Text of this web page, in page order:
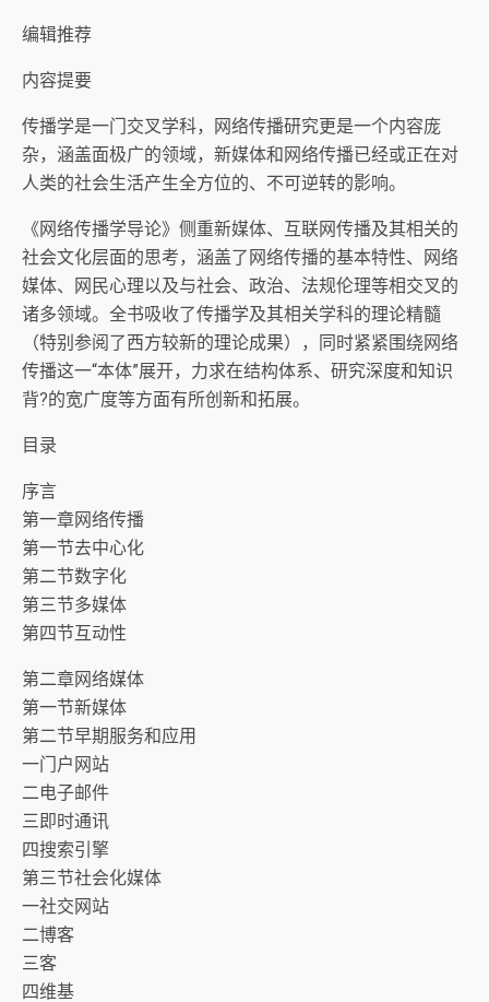
编辑推荐
内容提要
传播学是一门交叉学科，网络传播研究更是一个内容庞
杂，涵盖面极广的领域，新媒体和网络传播已经或正在对
人类的社会生活产生全方位的、不可逆转的影响。
《网络传播学导论》侧重新媒体、互联网传播及其相关的
社会文化层面的思考，涵盖了网络传播的基本特性、网络
媒体、网民心理以及与社会、政治、法规伦理等相交叉的
诸多领域。全书吸收了传播学及其相关学科的理论精髓
（特别参阅了西方较新的理论成果），同时紧紧围绕网络
传播这一“本体”展开，力求在结构体系、研究深度和知识
背?的宽广度等方面有所创新和拓展。
目录
序言
第一章网络传播
第一节去中心化
第二节数字化
第三节多媒体
第四节互动性
第二章网络媒体
第一节新媒体
第二节早期服务和应用
一门户网站
二电子邮件
三即时通讯
四搜索引擎
第三节社会化媒体
一社交网站
二博客
三客
四维基